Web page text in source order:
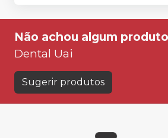
Não achou algum
Dental Uai
Sugerir produtos